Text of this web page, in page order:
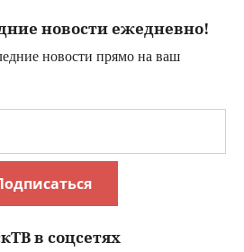
новости ежедневно!
новости прямо на ваш
в соцсетях